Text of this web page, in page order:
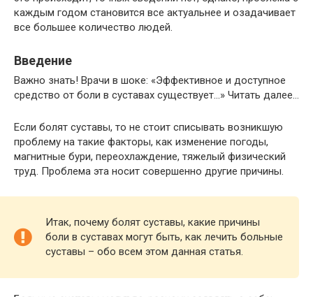
каждым годом становится все актуальнее и озадачивает
все большее количество людей.
Введение
Важно знать! Врачи в шоке: «Эффективное и доступное
средство от боли в суставах существует…» Читать далее…
Если болят суставы, то не стоит списывать возникшую
проблему на такие факторы, как изменение погоды,
магнитные бури, переохлаждение, тяжелый физический
труд. Проблема эта носит совершенно другие причины.
Итак, почему болят суставы, какие причины
боли в суставах могут быть, как лечить больные
суставы – обо всем этом данная статья.